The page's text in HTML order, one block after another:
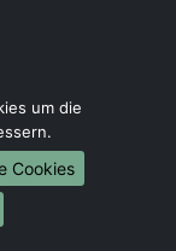
um die
Cookies